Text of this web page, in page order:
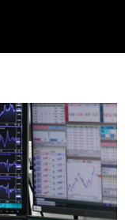
možete u bilo